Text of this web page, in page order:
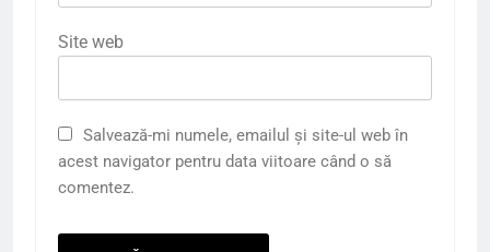
Site web
Salvează-mi numele, emailul și site-ul web în
acest navigator pentru data viitoare când o să
comentez.